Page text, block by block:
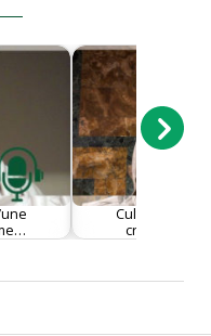
Culture -
croyances :